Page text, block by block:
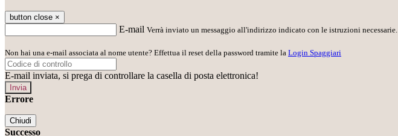
button close ×
E-mail Verrà inviato un messaggio all'indirizzo indicato con le istruzioni necessarie.
Non hai una e-mail associata al nome utente? Effettua il reset della password tramite la Login Spaggiari
E-mail inviata, si prega di controllare la casella di posta elettronica!
Errore
Chiudi
Successo